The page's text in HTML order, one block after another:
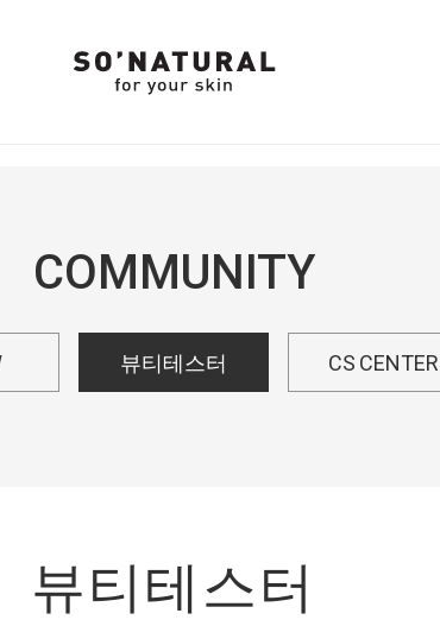
COMMUNITY
뷰티테스터 CS CENTER
뷰티테스터